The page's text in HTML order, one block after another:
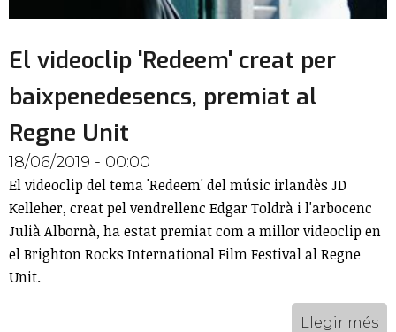
El videoclip 'Redeem' creat per
baixpenedesencs, premiat al
Regne Unit
18/06/2019 - 00:00
El videoclip del tema 'Redeem' del músic irlandès JD
Kelleher, creat pel vendrellenc Edgar Toldrà i l'arbocenc
Julià Albornà, ha estat premiat com a millor videoclip en
el Brighton Rocks International ​Film Festival al Regne
Unit.
Llegir més